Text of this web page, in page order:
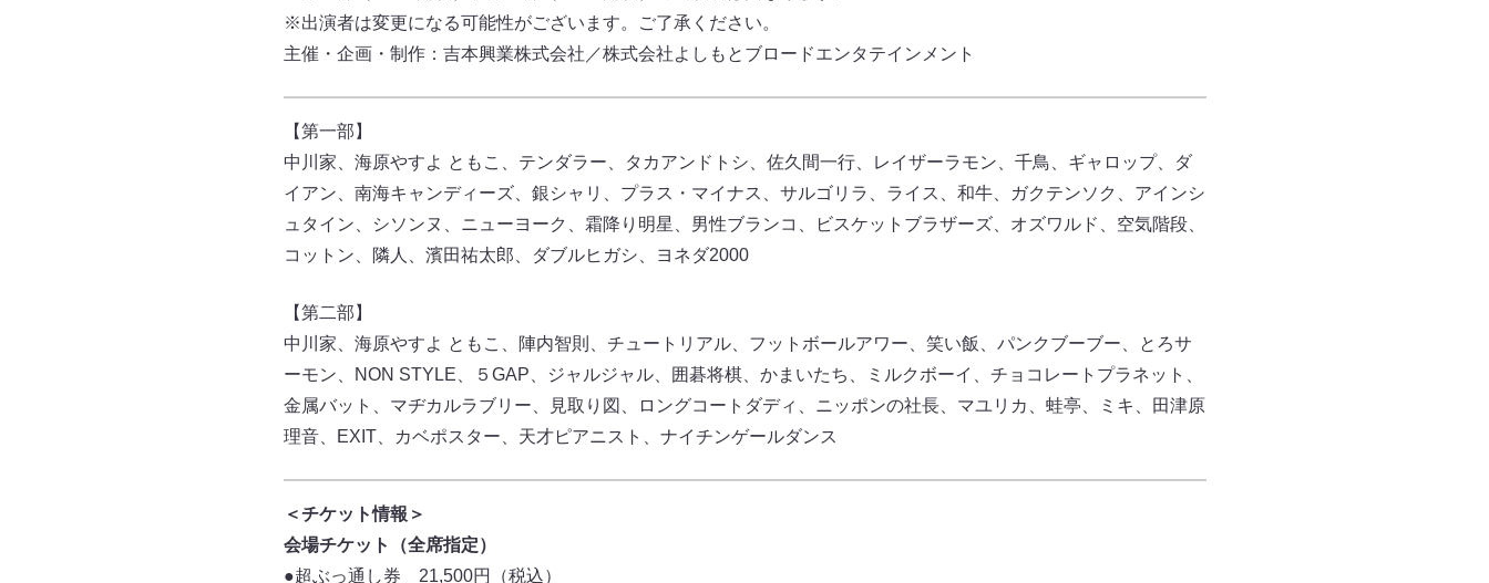
※出演者は変更になる可能性がございます。ご了承ください。
主催・企画・制作：吉本興業株式会社／株式会社よしもとブロードエンタテインメント
【第一部】
中川家、海原やすよ ともこ、テンダラー、タカアンドトシ、佐久間一行、レイザーラモン、千鳥、ギャロップ、ダ
イアン、南海キャンディーズ、銀シャリ、プラス・マイナス、サルゴリラ、ライス、和牛、ガクテンソク、アインシ
ュタイン、シソンヌ、ニューヨーク、霜降り明星、男性ブランコ、ビスケットブラザーズ、オズワルド、空気階段、
コットン、隣人、濱田祐太郎、ダブルヒガシ、ヨネダ2000
【第二部】
中川家、海原やすよ ともこ、陣内智則、チュートリアル、フットボールアワー、笑い飯、パンクブーブー、とろサ
ーモン、NON STYLE、５GAP、ジャルジャル、囲碁将棋、かまいたち、ミルクボーイ、チョコレートプラネット、
金属バット、マヂカルラブリー、見取り図、ロングコートダディ、ニッポンの社長、マユリカ、蛙亭、ミキ、田津原
理音、EXIT、カベポスター、天才ピアニスト、ナイチンゲールダンス
＜チケット情報＞
会場チケット（全席指定）
●超ぶっ通し券 21,500円（税込）